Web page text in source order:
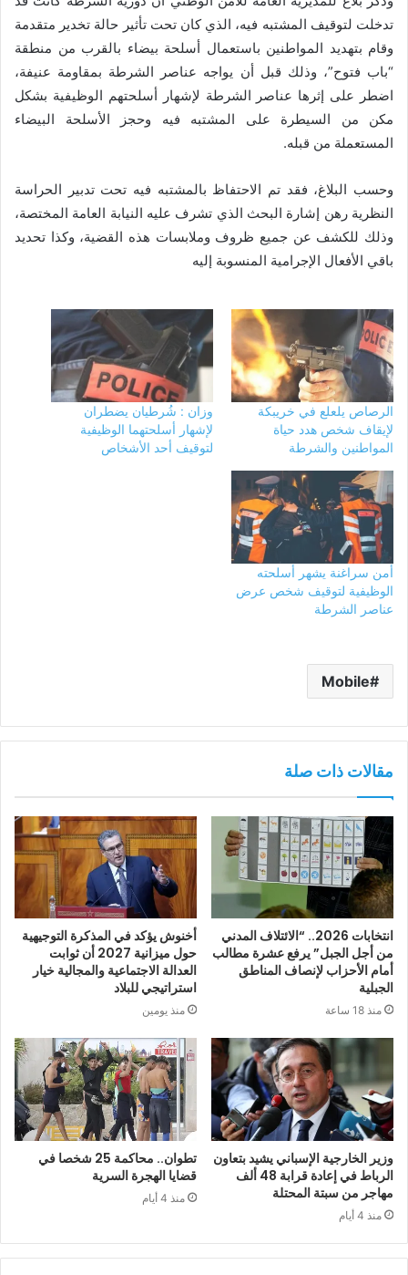
تدخلت لتوقيف المشتبه فيه، الذي كان تحت تأثير حالة تخدير متقدمة
وقام بتهديد المواطنين باستعمال أسلحة بيضاء بالقرب من منطقة
“باب فتوح”، وذلك قبل أن يواجه عناصر الشرطة بمقاومة عنيفة،
اضطر على إثرها عناصر الشرطة لإشهار أسلحتهم الوظيفية بشكل
مكن من السيطرة على المشتبه فيه وحجز الأسلحة البيضاء
المستعملة من قبله.
وحسب البلاغ، فقد تم الاحتفاظ بالمشتبه فيه تحت تدبير الحراسة
النظرية رهن إشارة البحث الذي تشرف عليه النيابة العامة المختصة،
وذلك للكشف عن جميع ظروف وملابسات هذه القضية، وكذا تحديد
باقي الأفعال الإجرامية المنسوبة إليه
الرصاص يلعلع في خريبكة
لإيقاف شخص هدد حياة
المواطنين والشرطة
وزان : شُرطيان يضطران
لإشهار أسلحتهما الوظيفية
لتوقيف أحد الأشخاص
أمن سراغنة يشهر أسلحته
الوظيفية لتوقيف شخص عرض
عناصر الشرطة
Mobile
مقالات ذات صلة
انتخابات 2026.. “الائتلاف المدني
من أجل الجبل” يرفع عشرة مطالب
أمام الأحزاب لإنصاف المناطق
الجبلية
منذ 18 ساعة
أخنوش يؤكد في المذكرة التوجيهية
حول ميزانية 2027 أن ثوابت
العدالة الاجتماعية والمجالية خيار
استراتيجي للبلاد
منذ يومين
وزير الخارجية الإسباني يشيد بتعاون
الرباط في إعادة قرابة 48 ألف
مهاجر من سبتة المحتلة
منذ 4 أيام
تطوان.. محاكمة 25 شخصا في
قضايا الهجرة السرية
منذ 4 أيام